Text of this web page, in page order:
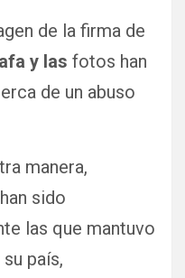
de la firma de
y las fotos han
de un abuso
manera,
sido
las que mantuvo
país,